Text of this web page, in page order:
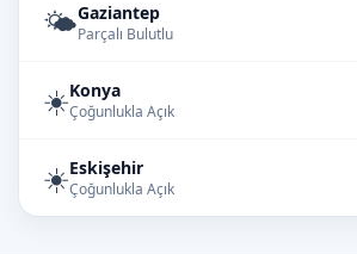
🌤️Gaziantep
Parçalı Bulutlu
☀️Konya
Çoğunlukla Açık
☀️Eskişehir
Çoğunlukla Açık